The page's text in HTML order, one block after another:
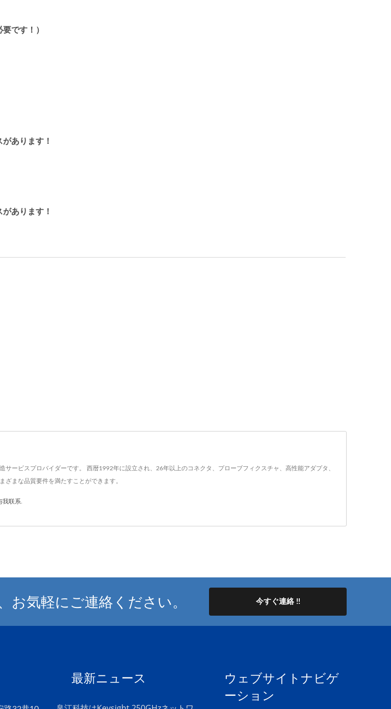
です！）
あります！
あります！
ービスプロバイダーです。 西暦1992年に設立され、26年以上のコネクタ、プローブフィクスチャ、高性能アダプタ、
ざまな品質要件を満たすことができます。
我联系
気軽にご連絡ください。 今すぐ連絡 !!
最新ニュース
ウェブサイトナビゲ
ーション